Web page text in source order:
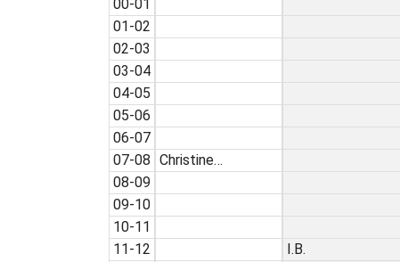
00-01
01-02
02-03
03-04
04-05
05-06
06-07
07-08
08-09
09-10
10-11
11-12
Christine…
I.B.